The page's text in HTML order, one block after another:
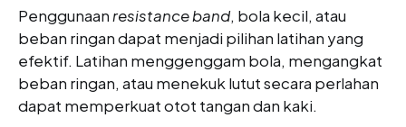
Penggunaanresistance band, bola kecil, atau
beban ringan dapat menjadi pilihan latihan yang
efektif. Latihan menggenggam bola, mengangkat
beban ringan, atau menekuk lutut secara perlahan
dapat memperkuat otot tangan dan kaki.